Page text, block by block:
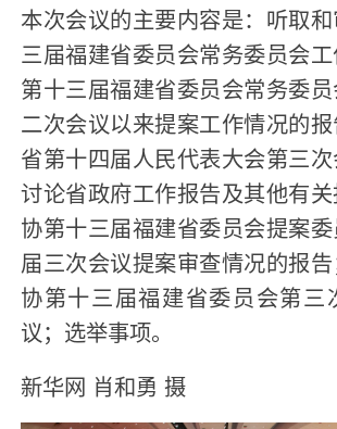
本次会议的主要内容是：听取
三届福建省委员会常务委员会
第十三届福建省委员会常务委
二次会议以来提案工作情况的
省第十四届人民代表大会第三
讨论省政府工作报告及其他有
协第十三届福建省委员会提案
届三次会议提案审查情况的报
协第十三届福建省委员会第三
议；选举事项。
新华网 肖和勇 摄